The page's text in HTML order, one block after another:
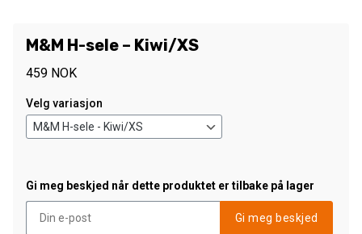
M&M H-sele – Kiwi/XS
459 NOK
Velg variasjon
Gi meg beskjed når dette produktet er tilbake på lager
Gi meg beskjed